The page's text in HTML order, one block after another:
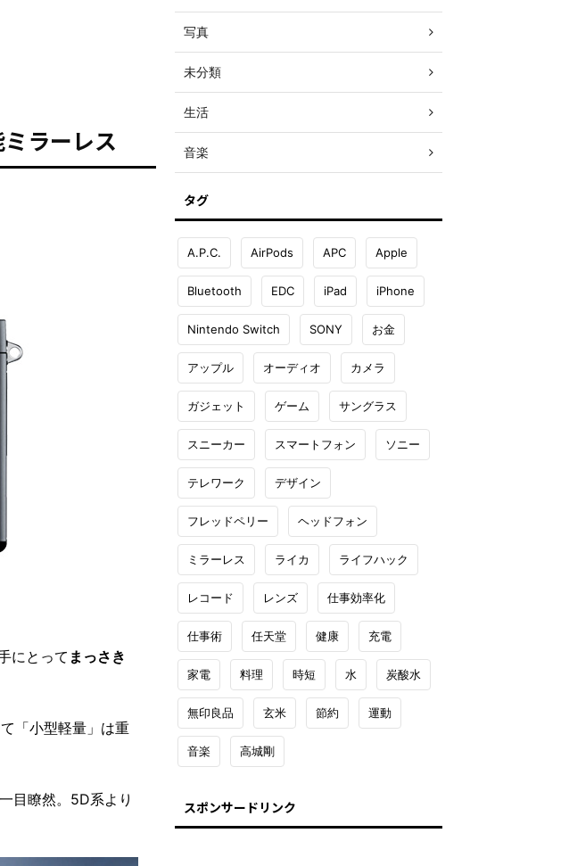
ラーレス
にとって まっさき
「小型軽量」は重
目瞭然。5D系より
写真
未分類
生活
音楽
タグ
A.P.C. AirPods APC Apple
Bluetooth EDC iPad iPhone
Nintendo Switch SONY お金
アップル オーディオ カメラ
ガジェット ゲーム サングラス
スニーカー スマートフォン ソニー
テレワーク デザイン
フレッドペリー ヘッドフォン
ミラーレス ライカ ライフハック
レコード レンズ 仕事効率化
仕事術 任天堂 健康 充電
家電 料理 時短 水 炭酸水
無印良品 玄米 節約 運動
音楽 高城剛
スポンサードリンク